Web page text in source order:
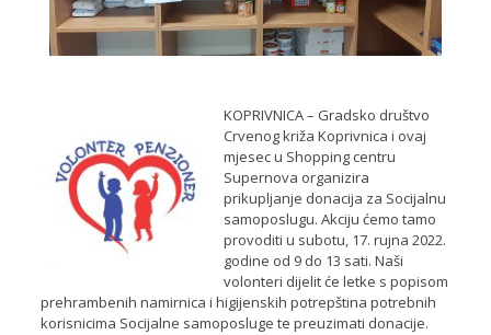
KOPRIVNICA – Gradsko društvo
Crvenog križa Koprivnica i ovaj
mjesec u Shopping centru
Supernova organizira
prikupljanje donacija za Socijalnu
samoposlugu. Akciju ćemo tamo
provoditi u subotu, 17. rujna 2022.
godine od 9 do 13 sati. Naši
volonteri dijelit će letke s popisom
prehrambenih namirnica i higijenskih potrepština potrebnih
korisnicima Socijalne samoposluge te preuzimati donacije.